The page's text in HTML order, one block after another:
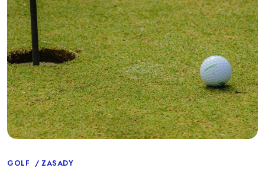
Categories
GOLF ZASADY